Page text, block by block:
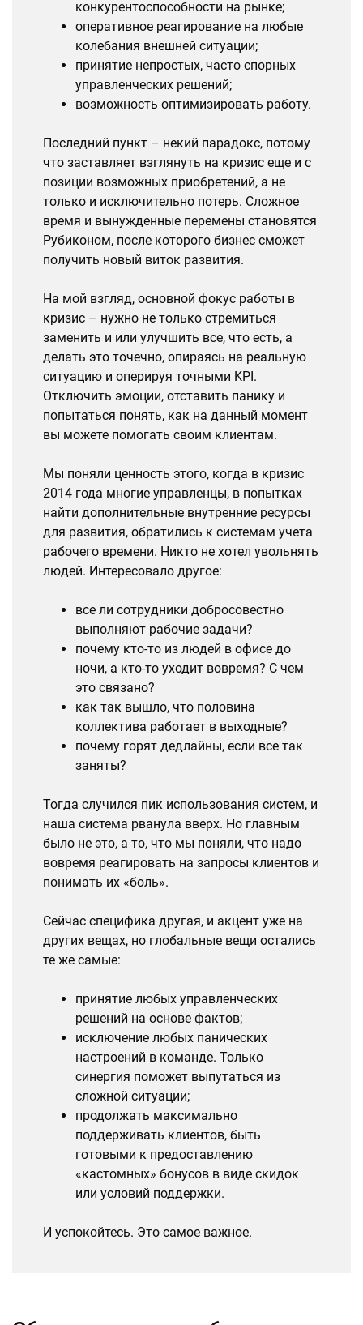
конкурентоспособности на рынке;
оперативное реагирование на любые
колебания внешней ситуации;
принятие непростых, часто спорных
управленческих решений;
возможность оптимизировать работу.
Последний пункт – некий парадокс, потому
что заставляет взглянуть на кризис еще и с
позиции возможных приобретений, а не
только и исключительно потерь. Сложное
время и вынужденные перемены становятся
Рубиконом, после которого бизнес сможет
получить новый виток развития.
На мой взгляд, основной фокус работы в
кризис – нужно не только стремиться
заменить и или улучшить все, что есть, а
делать это точечно, опираясь на реальную
ситуацию и оперируя точными KPI.
Отключить эмоции, отставить панику и
попытаться понять, как на данный момент
вы можете помогать своим клиентам.
Мы поняли ценность этого, когда в кризис
2014 года многие управленцы, в попытках
найти дополнительные внутренние ресурсы
для развития, обратились к системам учета
рабочего времени. Никто не хотел увольнять
людей. Интересовало другое:
все ли сотрудники добросовестно
выполняют рабочие задачи?
почему кто-то из людей в офисе до
ночи, а кто-то уходит вовремя? С чем
это связано?
как так вышло, что половина
коллектива работает в выходные?
почему горят дедлайны, если все так
заняты?
Тогда случился пик использования систем, и
наша система рванула вверх. Но главным
было не это, а то, что мы поняли, что надо
вовремя реагировать на запросы клиентов и
понимать их «боль».
Сейчас специфика другая, и акцент уже на
других вещах, но глобальные вещи остались
те же самые:
принятие любых управленческих
решений на основе фактов;
исключение любых панических
настроений в команде. Только
синергия поможет выпутаться из
сложной ситуации;
продолжать максимально
поддерживать клиентов, быть
готовыми к предоставлению
«кастомных» бонусов в виде скидок
или условий поддержки.
И успокойтесь. Это самое важное.